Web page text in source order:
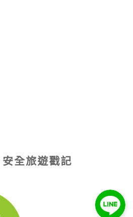
全旅遊戳記